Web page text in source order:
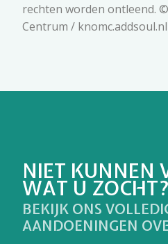
rechten worden ontleend.
Centrum / knomc.addsoul.nl
NIET KUNNEN
WAT U ZOCHT?
BEKIJK ONS
AANDOENINGEN